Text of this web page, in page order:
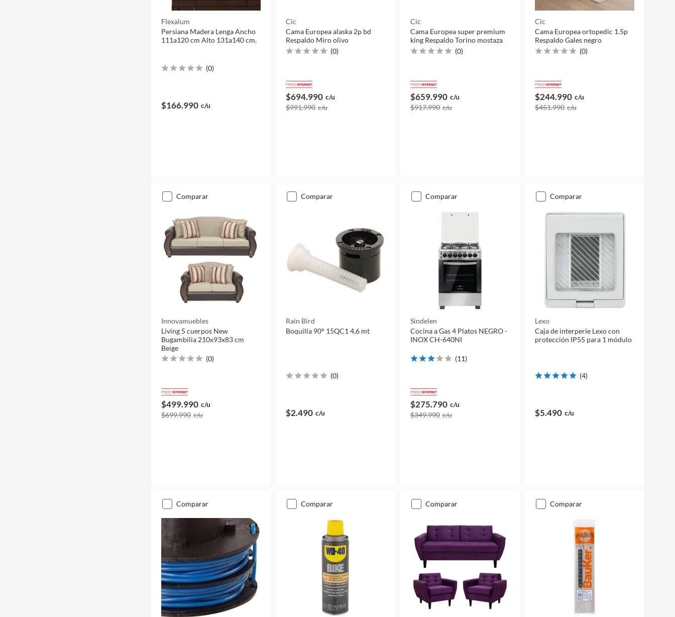
Flexalum
Persiana Madera Lenga Ancho
111a120 cm Alto 131a140 cm.
(0)
$166.990 c/u
Cic
Cama Europea alaska 2p bd
Respaldo Miro olivo
(0)
$694.990 c/u
$991.990 c/u
Cic
Cama Europea super premium
king Respaldo Torino mostaza
(0)
$659.990 c/u
$917.990 c/u
Cic
Cama Europea ortopedic 1.5p
Respaldo Gales negro
(0)
$244.990 c/u
$451.990 c/u
comparar
Innovamuebles
Living 5 cuerpos New
Bugambilia 210x93x83 cm
Beige
(0)
$499.990 c/u
$699.990 c/u
comparar
Rain Bird
Boquilla 90° 15QC1 4,6 mt
(0)
$2.490 c/u
comparar
Sindelen
Cocina a Gas 4 Platos NEGRO -
INOX CH-640NI
(11)
$275.790 c/u
$349.990 c/u
comparar
Lexo
Caja de interperie Lexo con
protección IP55 para 1 módulo
(4)
$5.490 c/u
comparar comparar comparar comparar